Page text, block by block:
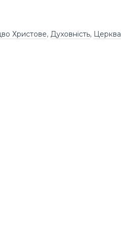
Христове, Духовність, Церква